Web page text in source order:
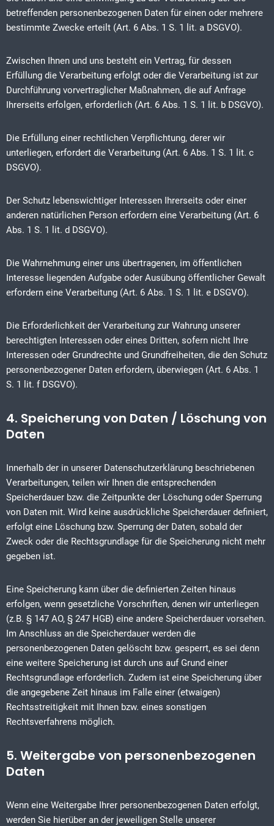
betreffenden personenbezogenen Daten für einen oder mehrere
bestimmte Zwecke erteilt (Art. 6 Abs. 1 S. 1 lit. a DSGVO).
Zwischen Ihnen und uns besteht ein Vertrag, für dessen
Erfüllung die Verarbeitung erfolgt oder die Verarbeitung ist zur
Durchführung vorvertraglicher Maßnahmen, die auf Anfrage
Ihrerseits erfolgen, erforderlich (Art. 6 Abs. 1 S. 1 lit. b DSGVO).
Die Erfüllung einer rechtlichen Verpflichtung, derer wir
unterliegen, erfordert die Verarbeitung (Art. 6 Abs. 1 S. 1 lit. c
DSGVO).
Der Schutz lebenswichtiger Interessen Ihrerseits oder einer
anderen natürlichen Person erfordern eine Verarbeitung (Art. 6
Abs. 1 S. 1 lit. d DSGVO).
Die Wahrnehmung einer uns übertragenen, im öffentlichen
Interesse liegenden Aufgabe oder Ausübung öffentlicher Gewalt
erfordern eine Verarbeitung (Art. 6 Abs. 1 S. 1 lit. e DSGVO).
Die Erforderlichkeit der Verarbeitung zur Wahrung unserer
berechtigten Interessen oder eines Dritten, sofern nicht Ihre
Interessen oder Grundrechte und Grundfreiheiten, die den Schutz
personenbezogener Daten erfordern, überwiegen (Art. 6 Abs. 1
S. 1 lit. f DSGVO).
4. Speicherung von Daten / Löschung von
Daten
Innerhalb der in unserer Datenschutzerklärung beschriebenen
Verarbeitungen, teilen wir Ihnen die entsprechenden
Speicherdauer bzw. die Zeitpunkte der Löschung oder Sperrung
von Daten mit. Wird keine ausdrückliche Speicherdauer definiert,
erfolgt eine Löschung bzw. Sperrung der Daten, sobald der
Zweck oder die Rechtsgrundlage für die Speicherung nicht mehr
gegeben ist.
Eine Speicherung kann über die definierten Zeiten hinaus
erfolgen, wenn gesetzliche Vorschriften, denen wir unterliegen
(z.B. § 147 AO, § 247 HGB) eine andere Speicherdauer vorsehen.
Im Anschluss an die Speicherdauer werden die
personenbezogenen Daten gelöscht bzw. gesperrt, es sei denn
eine weitere Speicherung ist durch uns auf Grund einer
Rechtsgrundlage erforderlich. Zudem ist eine Speicherung über
die angegebene Zeit hinaus im Falle einer (etwaigen)
Rechtsstreitigkeit mit Ihnen bzw. eines sonstigen
Rechtsverfahrens möglich.
5. Weitergabe von personenbezogenen
Daten
Wenn eine Weitergabe Ihrer personenbezogenen Daten erfolgt,
werden Sie hierüber an der jeweiligen Stelle unserer